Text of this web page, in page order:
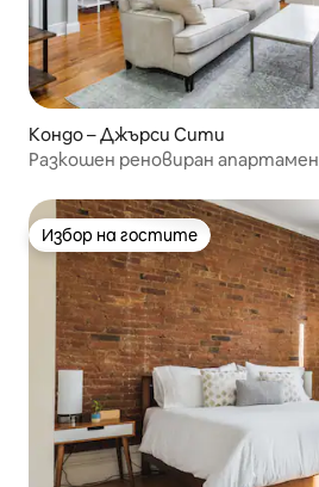
Кондо – Джърси Сити
Разкошен реновиран
Избор на гостите
Избор на гостите